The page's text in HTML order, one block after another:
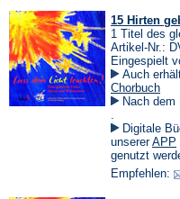
15 Hirten
1 Titel des
Artikel-Nr.:
Eingespielt
Auch
Chorbuch
Nach
in
einem
neuen
Tab)
.
Digitale
unsererAPP
genutzt
Empfehlen: